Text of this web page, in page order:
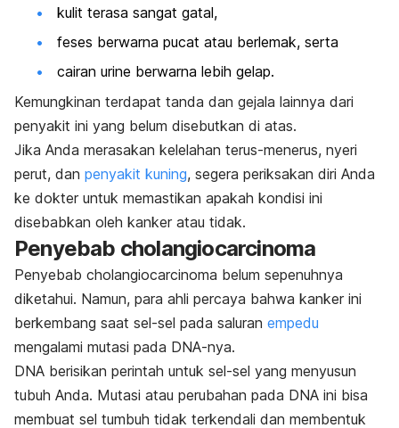
kulit terasa sangat gatal,
feses berwarna pucat atau berlemak, serta
cairan urine berwarna lebih gelap.
Kemungkinan terdapat tanda dan gejala lainnya dari
penyakit ini yang belum disebutkan di atas.
Jika Anda merasakan kelelahan terus-menerus, nyeri
perut, dan penyakit kuning, segera periksakan diri Anda
ke dokter untuk memastikan apakah kondisi ini
disebabkan oleh kanker atau tidak.
Penyebab cholangiocarcinoma
Penyebab cholangiocarcinoma belum sepenuhnya
diketahui. Namun, para ahli percaya bahwa kanker ini
berkembang saat sel-sel pada saluran empedu
mengalami mutasi pada DNA-nya.
DNA berisikan perintah untuk sel-sel yang menyusun
tubuh Anda. Mutasi atau perubahan pada DNA ini bisa
membuat sel tumbuh tidak terkendali dan membentuk